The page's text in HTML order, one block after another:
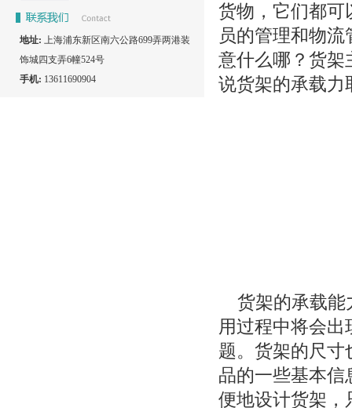
地址: 上海浦东新区南六公路699弄两港装
饰城四支弄6幢524号
手机: 13611690904
货物，它们都可
员的管理和物
意什么哪？货架
说货架的承载力
货架的承载能
用过程中将会
题。货架的尺寸
品的一些基本信
便地设计货架，